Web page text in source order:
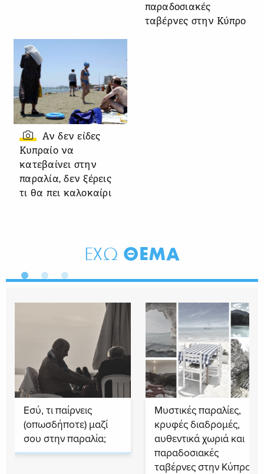
παραδοσιακές
ταβέρνες στην Κύπρο
Αν δεν είδες
Κυπραίο να
κατεβαίνει στην
παραλία, δεν ξέρεις
τι θα πει καλοκαίρι
ΕΧΩ ΘΕΜΑ
Εσύ, τι παίρνεις
(οπωσδήποτε) μαζί
σου στην παραλία;
Μυστικές παραλίες,
κρυφές διαδρομές,
αυθεντικά χωριά και
παραδοσιακές
ταβέρνες στην Κύπρο